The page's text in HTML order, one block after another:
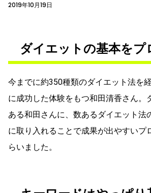
2019年10月19日
ダイエットの基本をプ
今までに約350種類のダイエット法を
に成功した体験をもつ和田清香さん。
ある和田さんに、数あるダイエット法
に取り入れることで成果が出やすいプ
らいました。